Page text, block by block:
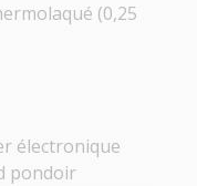
(0,25
électronique
pondoir